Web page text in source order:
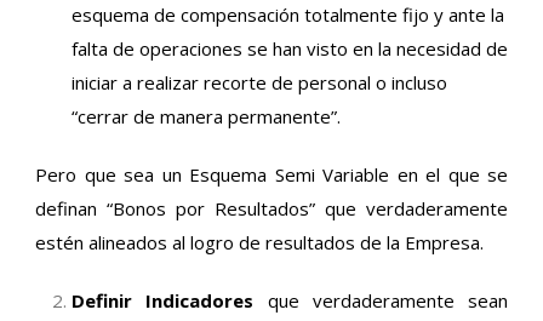
esquema de compensación totalmente fijo y ante la
falta de operaciones se han visto en la necesidad de
iniciar a realizar recorte de personal o incluso
“cerrar de manera permanente”.
Pero que sea un Esquema Semi Variable en el que se
definan “Bonos por Resultados” que verdaderamente
estén alineados al logro de resultados de la Empresa.
Definir Indicadores que verdaderamente sean